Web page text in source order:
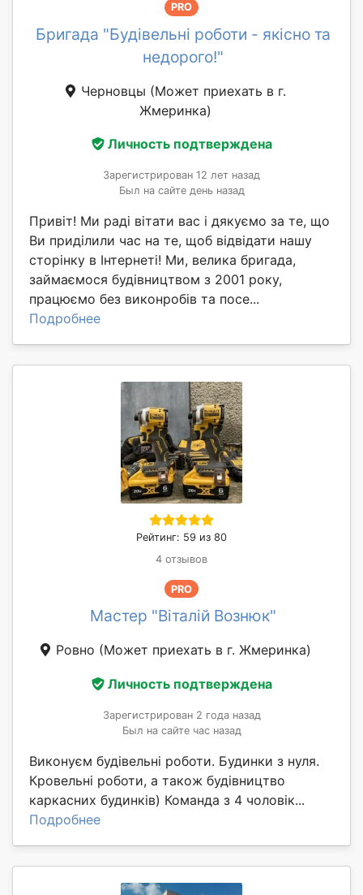
PRO
Бригада "Будівельні роботи - якісно та
недорого!"
Черновцы (Может приехать в г.
Жмеринка)
Личность подтверждена
Зарегистрирован 12 лет назад
Был на сайте день назад
Привіт! Ми раді вітати вас і дякуємо за те, що
Ви приділили час на те, щоб відвідати нашу
сторінку в Інтернеті! Ми, велика бригада,
займаємося будівництвом з 2001 року,
працюємо без виконробів та посе...
Подробнее
Рейтинг: 59 из 80
4 отзывов
PRO
Мастер "Віталій Вознюк"
Ровно (Может приехать в г. Жмеринка)
Личность подтверждена
Зарегистрирован 2 года назад
Был на сайте час назад
Виконуєм будівельні роботи. Будинки з нуля.
Кровельні роботи, а також будівництво
каркасних будинків) Команда з 4 чоловік...
Подробнее